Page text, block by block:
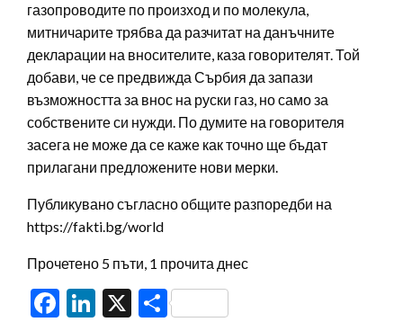
газопроводите по произход и по молекула,
митничарите трябва да разчитат на данъчните
декларации на вносителите, каза говорителят. Той
добави, че се предвижда Сърбия да запази
възможността за внос на руски газ, но само за
собствените си нужди. По думите на говорителя
засега не може да се каже как точно ще бъдат
прилагани предложените нови мерки.
Публикувано съгласно общите разпоредби на
https://fakti.bg/world
Прочетено 5 пъти, 1 прочита днес
Facebook
LinkedIn
X Share